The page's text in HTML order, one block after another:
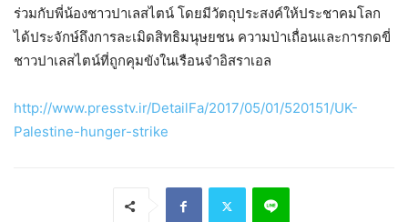
ร่วมกับพี่น้องชาวปาเลสไตน์ โดยมีวัตถุประสงค์ให้ประชาคมโลก
ได้ประจักษ์ถึงการละเมิดสิทธิมนุษยชน ความป่าเถื่อนและการกดขี่
ชาวปาเลสไตน์ที่ถูกคุมขังในเรือนจำอิสราเอล
http://www.presstv.ir/DetailFa/2017/05/01/520151/UK-
Palestine-hunger-strike